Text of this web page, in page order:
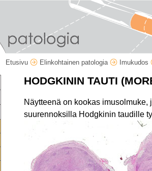
Etusivu Elinkohtainen patologia Imukudos
HODGKININ TAUTI
Näytteenä on kookas
suurennoksilla Hodgkinin taudille